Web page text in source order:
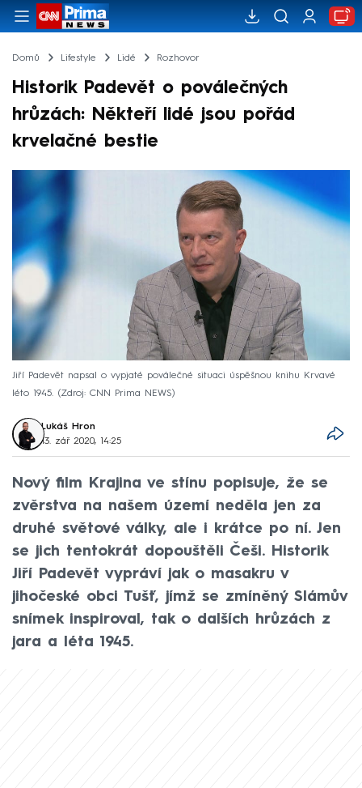
Domů Lifestyle Lidé Rozhovor
Historik Padevět o poválečných
hrůzách: Někteří lidé jsou pořád
krvelačné bestie
Jiří Padevět napsal o vypjaté poválečné situaci úspěšnou knihu Krvavé
léto 1945.
Zdroj: CNN Prima NEWS
Lukáš Hron
13. zář 2020, 14:25
Nový film Krajina ve stínu popisuje, že se
zvěrstva na našem území neděla jen za
druhé světové války, ale i krátce po ní. Jen
se jich tentokrát dopouštěli Češi. Historik
Jiří Padevět vypráví jak o masakru v
jihočeské obci Tušť, jímž se zmíněný Slámův
snímek inspiroval, tak o dalších hrůzách z
jara a léta 1945.